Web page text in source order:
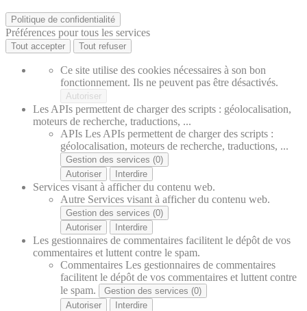
Politique de confidentialité
Préférences pour tous les services
Tout accepter Tout refuser
Ce site utilise des cookies nécessaires à son bon
fonctionnement. Ils ne peuvent pas être désactivés.
Autoriser
Les APIs permettent de charger des scripts : géolocalisation,
moteurs de recherche, traductions, ...
APIs Les APIs permettent de charger des scripts :
géolocalisation, moteurs de recherche, traductions, ...
Gestion des services (0)
Autoriser
Interdire
Services visant à afficher du contenu web.
Autre Services visant à afficher du contenu web.
Gestion des services (0)
Autoriser
Interdire
Les gestionnaires de commentaires facilitent le dépôt de vos
commentaires et luttent contre le spam.
Commentaires Les gestionnaires de commentaires
facilitent le dépôt de vos commentaires et luttent contre
le spam.
Gestion des services (0)
Autoriser
Interdire